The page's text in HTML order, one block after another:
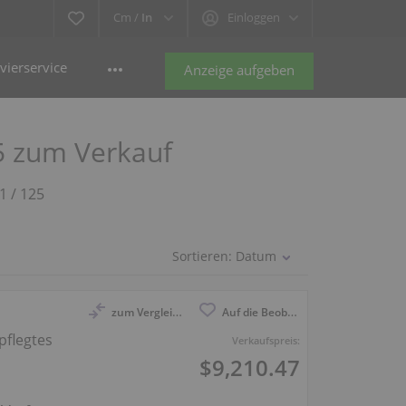
Cm / In Einloggen
Anzeige aufgeben
zum Verkauf
/ 125
Sortieren: Datum
zum Vergleich anmelden Auf die Beobachtungsliste
Verkaufspreis:
$9,210.47